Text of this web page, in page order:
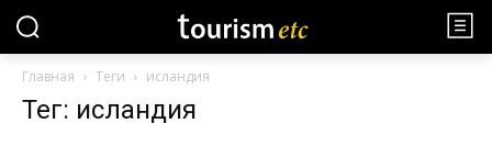
Главная Теги исландия
Тег: исландия